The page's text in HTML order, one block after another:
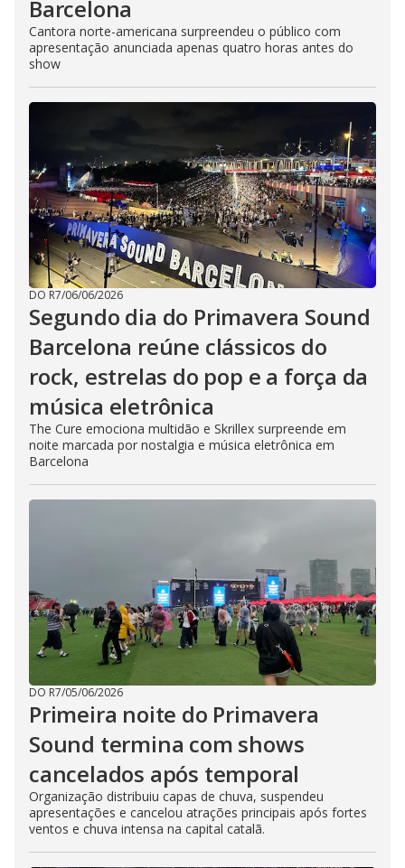
Barcelona
Cantora norte-americana surpreendeu o público com
apresentação anunciada apenas quatro horas antes do
show
DO R7/06/06/2026
Segundo dia do Primavera Sound
Barcelona reúne clássicos do
rock, estrelas do pop e a força da
música eletrônica
The Cure emociona multidão e Skrillex surpreende em
noite marcada por nostalgia e música eletrônica em
Barcelona
DO R7/05/06/2026
Primeira noite do Primavera
Sound termina com shows
cancelados após temporal
Organização distribuiu capas de chuva, suspendeu
apresentações e cancelou atrações principais após fortes
ventos e chuva intensa na capital catalã.